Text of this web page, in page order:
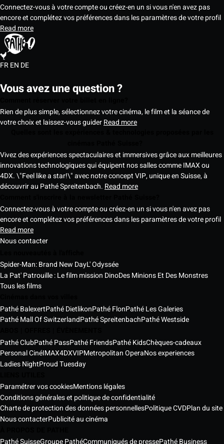
Connectez-vous à votre compte ou créez-en un si vous n'en avez pas
encore et complétez vos préférences dans les paramètres de votre profil
Read more
FREN DE
Vous avez une question ?
Rien de plus simple, sélectionnez votre cinéma, le film et la séance de
votre choix et laissez-vous guiderRead more
Vivez des expériences spectaculaires et immersives grâce aux meilleures
innovations technologiques qui équipent nos salles comme IMAX ou
4DX. \"Feel like a star!\" avec notre concept VIP, unique en Suisse, à
découvrir au Pathé Spreitenbach. Read more
Connectez-vous à votre compte ou créez-en un si vous n'en avez pas
encore et complétez vos préférences dans les paramètres de votre profil
Read more
Nous contacter
Spider-Man: Brand New DayL' Odyssée
La Pat' Patrouille : Le film mission DinoDes Minions Et Des Monstres
Tous les films
Pathé BalexertPathé DietlikonPathé FlonPathé Les Galeries
Pathé Mall Of SwitzerlandPathé SpreitenbachPathé Westside
Pathé ClubPathé PassPathé FriendsPathé KidsChèques-cadeaux
Personal CinéIMAX4DXVIPMetropolitan OperaNos experiences
Ladies NightProud Tuesday
Paramétrer vos cookiesMentions légales
Conditions générales et politique de confidentialité
Charte de protection des données personnellesPolitique CVDPlan du site
Nous contacterPublicité au cinéma
Pathé SuisseGroupe PathéCommuniqués de pressePathé Business